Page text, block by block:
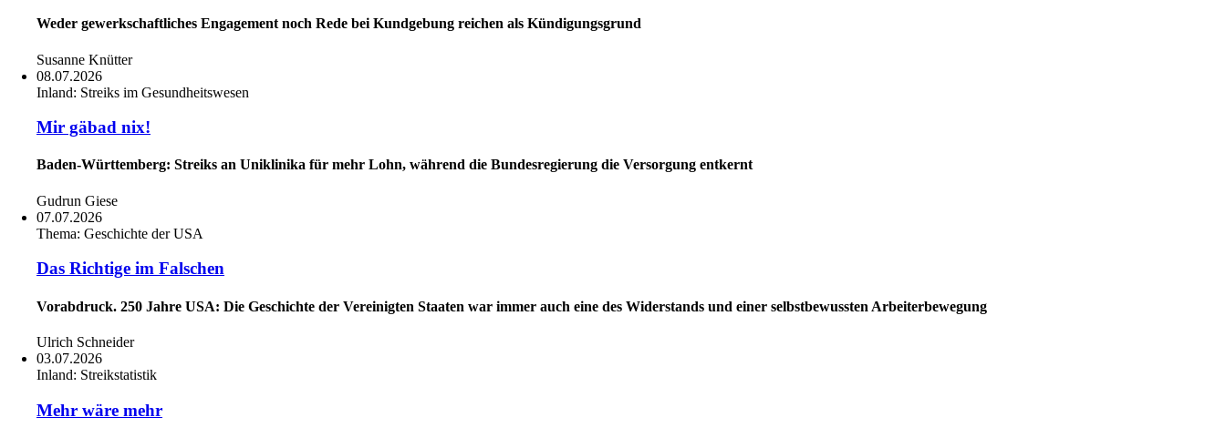
Weder gewerkschaftliches Engagement noch Rede bei Kundgebung reichen als Kündigungsgrund
Susanne Knütter
08.07.2026
Inland: Streiks im Gesundheitswesen
Mir gäbad nix!
Baden-Württemberg: Streiks an Uniklinika für mehr Lohn, während die Bundesregierung die Versorgung entkernt
Gudrun Giese
07.07.2026
Thema: Geschichte der USA
Das Richtige im Falschen
Vorabdruck. 250 Jahre USA: Die Geschichte der Vereinigten Staaten war immer auch eine des Widerstands und einer selbstbewussten Arbeiterbewegung
Ulrich Schneider
03.07.2026
Inland: Streikstatistik
Mehr wäre mehr